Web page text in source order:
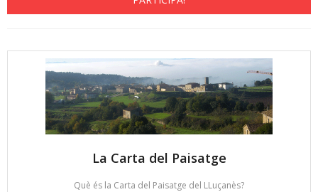
La Carta del Paisatge
Què és la Carta del Paisatge del LLuçanès?